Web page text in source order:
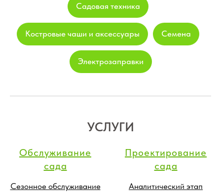
Садовая техника
Костровые чаши и аксессуары Семена
Электрозаправки
УСЛУГИ
Обслуживание
сада
Сезонное обслуживание
Проектирование
сада
Аналитический этап